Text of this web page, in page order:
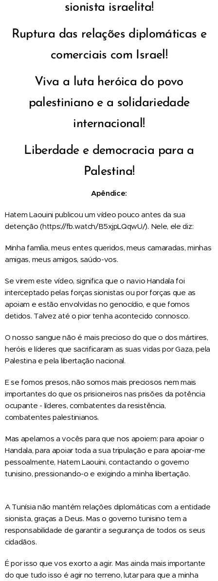
sionista israelita!
Ruptura das relações diplomáticas e
comerciais com Israel!
Viva a luta heróica do povo
palestiniano e a solidariedade
internacional!
Liberdade e democracia para a
Palestina!
Apêndice:
Hatem Laouini publicou um vídeo pouco antes da sua
detenção (https://fb.watch/B5xjpLQqwU/). Nele, ele diz:
Minha família, meus entes queridos, meus camaradas, minhas
amigas, meus amigos, saúdo-vos.
Se virem este vídeo, significa que o navio Handala foi
interceptado pelas forças sionistas ou por forças que as
apoiam e estão envolvidas no genocídio, e que fomos
detidos. Talvez até o pior tenha acontecido connosco.
O nosso sangue não é mais precioso do que o dos mártires,
heróis e líderes que sacrificaram as suas vidas por Gaza, pela
Palestina e pela libertação nacional.
E se fomos presos, não somos mais preciosos nem mais
importantes do que os prisioneiros nas prisões da potência
ocupante - líderes, combatentes da resistência,
combatentes palestinianos.
Mas apelamos a vocês para que nos apoiem: para apoiar o
Handala, para apoiar toda a sua tripulação e para apoiar-me
pessoalmente, Hatem Laouini, contactando o governo
tunisino, pressionando-o e exigindo a minha libertação.
A Tunísia não mantém relações diplomáticas com a entidade
sionista, graças a Deus. Mas o governo tunisino tem a
responsabilidade de garantir a segurança de todos os seus
cidadãos.
É por isso que vos exorto a agir. Mas ainda mais importante
do que tudo isso é agir no terreno, lutar para que a minha